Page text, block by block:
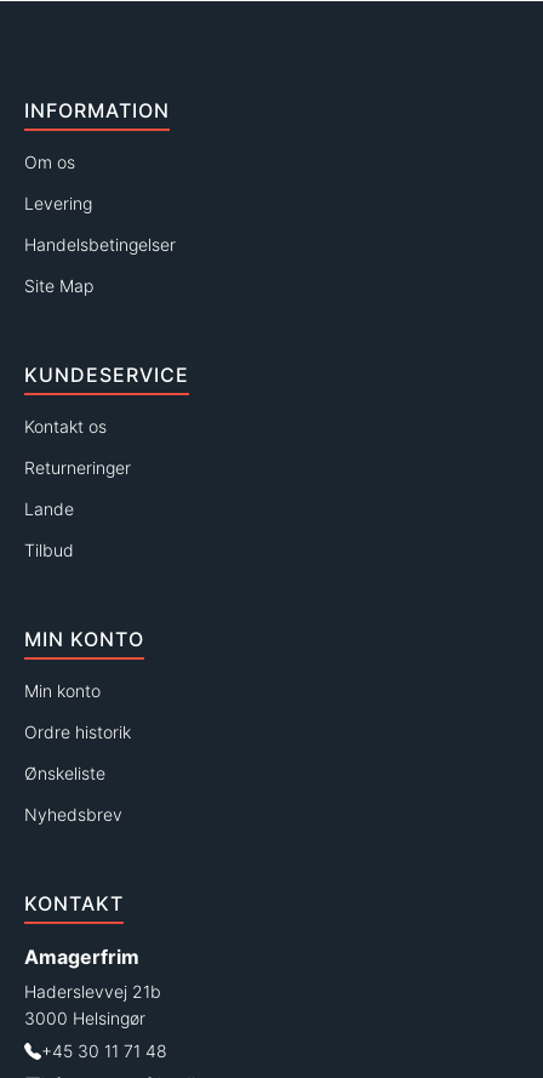
INFORMATION
Om os
Levering
Handelsbetingelser
Site Map
KUNDESERVICE
Kontakt os
Returneringer
Lande
Tilbud
MIN KONTO
Min konto
Ordre historik
Ønskeliste
Nyhedsbrev
KONTAKT
Amagerfrim
Haderslevvej 21b
3000 Helsingør
+45 30 11 71 48